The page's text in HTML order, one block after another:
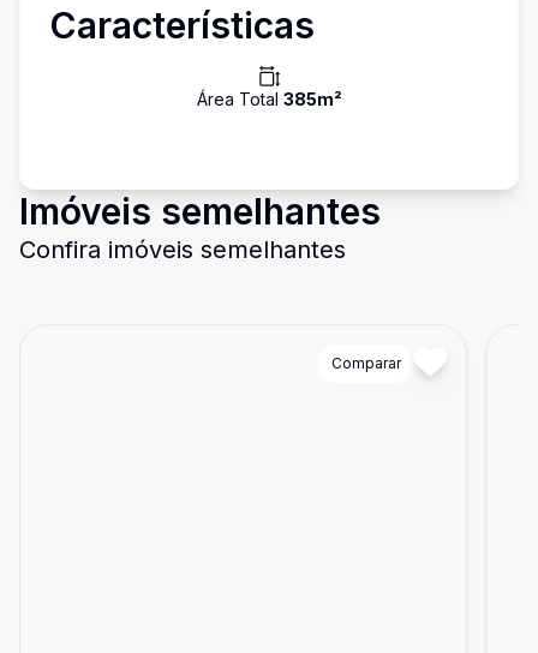
Características
Área Total 385m²
Imóveis semelhantes
Confira imóveis semelhantes
Comparar